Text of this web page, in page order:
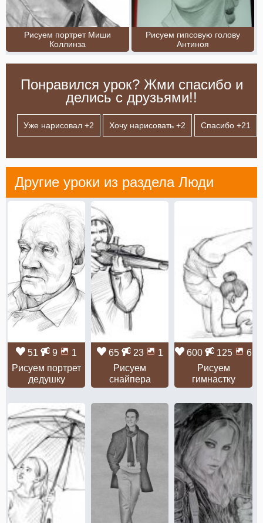
Рисуем портрет Миши
Коллинза
Рисуем гипсовую голову
Антиноя
Понравился урок? Жми спасибо и
делись с друзьями!!
Уже нарисовал +2 Хочу нарисовать +2 Спасибо +21
Другие уроки из раздела Люди
51 9
1
Рисуем портрет
дедушку
65 23
1
Рисуем
снайпера
600 125
6
Рисуем
гимнастку